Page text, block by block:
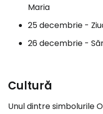
Maria
25 decembrie -
26 decembrie -
Cultură
Unul dintre simbolurile